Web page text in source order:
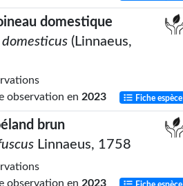
domestique
domesticus (Linnaeus,
observation en 2023 Fiche espèce
brun
Linnaeus, 1758
observation en 2023 Fiche espèce